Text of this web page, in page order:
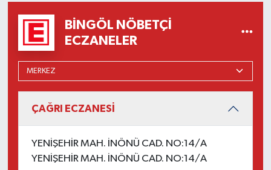
BINGÖL NÖBETÇI
ECZANELER
ÇAĞRI ECZANESİ
YENİŞEHİR MAH. İNÖNÜ CAD. NO:14/A
YENİŞEHİR MAH. İNÖNÜ CAD. NO:14/A